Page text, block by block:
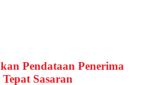
Pendataan Penerima
Sasaran